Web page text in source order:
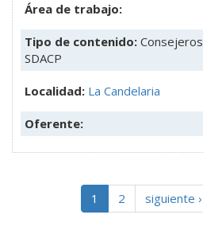
Área de trabajo:
Tipo de contenido: Consejeros
SDACP
Localidad: La Candelaria
Oferente:
1 2 siguiente ›